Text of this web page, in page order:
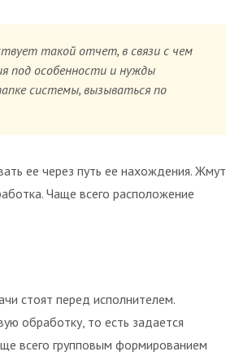
такой отчет, в связи с чем
под особенности и нужды
системы, вызываться по
ее через путь ее нахождения. Жмут
Чаще всего расположение
стоят перед исполнителем.
обработку, то есть задается
всего групповым формированием